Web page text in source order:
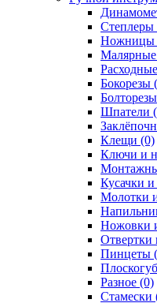
Степлеры
Ножницы
Малярные
Бокорезы
Шпатели
Клещи (0)
Ключи и
Кусачки и
Молотки
Ножовки
Отвертки
Пинцеты
Разное (0)
Стамески